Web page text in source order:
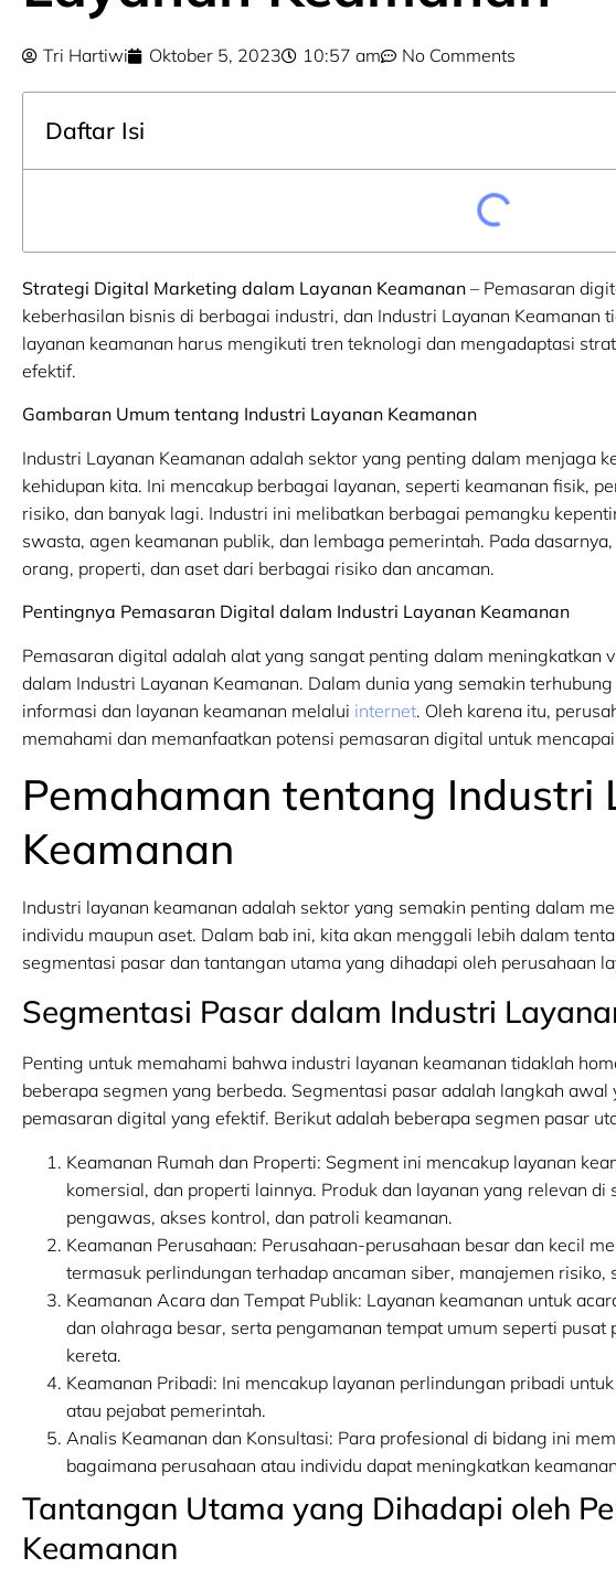
Tri Hartiwi Oktober 5, 2023 10:57 am No Comments
Daftar Isi
Strategi Digital Marketing dalam Layanan Keamanan – Pemasaran
keberhasilan bisnis di berbagai industri, dan Industri Layanan Keamanan
layanan keamanan harus mengikuti tren teknologi dan mengadaptasi
efektif.
Gambaran Umum tentang Industri Layanan Keamanan
Industri Layanan Keamanan adalah sektor yang penting dalam menjaga
kehidupan kita. Ini mencakup berbagai layanan, seperti keamanan fisik,
risiko, dan banyak lagi. Industri ini melibatkan berbagai pemangku
swasta, agen keamanan publik, dan lembaga pemerintah. Pada
orang, properti, dan aset dari berbagai risiko dan ancaman.
Pentingnya Pemasaran Digital dalam Industri Layanan Keamanan
Pemasaran digital adalah alat yang sangat penting dalam meningkatkan
dalam Industri Layanan Keamanan. Dalam dunia yang semakin
informasi dan layanan keamanan melalui internet. Oleh karena itu,
memahami dan memanfaatkan potensi pemasaran digital untuk
Pemahaman tentang Industri
Keamanan
Industri layanan keamanan adalah sektor yang semakin penting dalam
individu maupun aset. Dalam bab ini, kita akan menggali lebih dalam
segmentasi pasar dan tantangan utama yang dihadapi oleh perusahaan
Segmentasi Pasar dalam Industri
Penting untuk memahami bahwa industri layanan keamanan tidaklah
beberapa segmen yang berbeda. Segmentasi pasar adalah langkah
pemasaran digital yang efektif. Berikut adalah beberapa segmen pasar
Keamanan Rumah dan Properti: Segment ini mencakup layanan
komersial, dan properti lainnya. Produk dan layanan yang relevan
pengawas, akses kontrol, dan patroli keamanan.
Keamanan Perusahaan: Perusahaan-perusahaan besar dan kecil
termasuk perlindungan terhadap ancaman siber, manajemen
Keamanan Acara dan Tempat Publik: Layanan keamanan untuk
dan olahraga besar, serta pengamanan tempat umum seperti pusat
kereta.
Keamanan Pribadi: Ini mencakup layanan perlindungan pribadi
atau pejabat pemerintah.
Analis Keamanan dan Konsultasi: Para profesional di bidang ini
bagaimana perusahaan atau individu dapat meningkatkan
Tantangan Utama yang Dihadapi oleh
Keamanan